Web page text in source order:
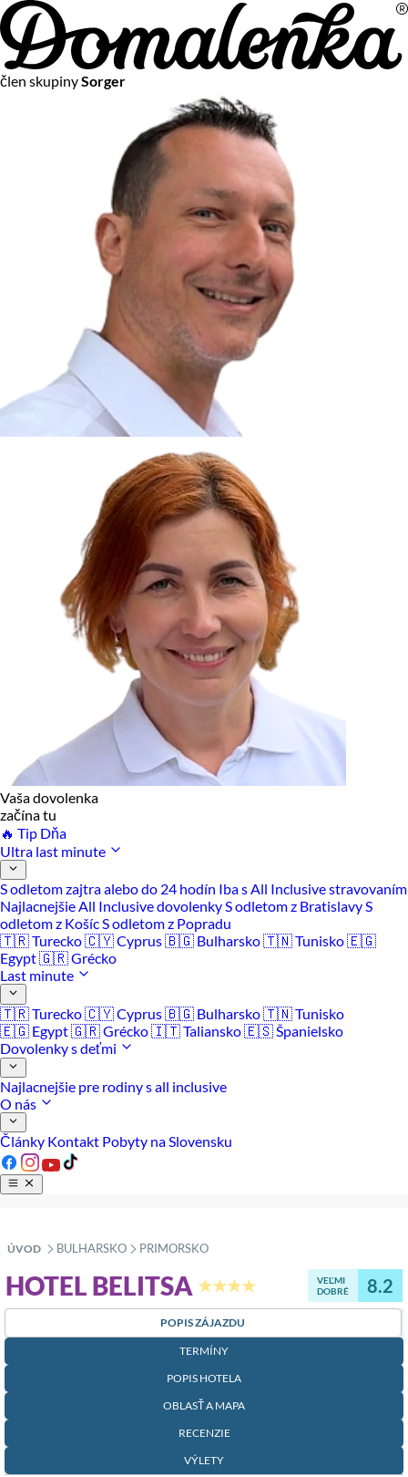
člen skupinySorger
Vaša dovolenka
začína tu
🔥 Tip Dňa
Ultra last minute
S odletom zajtra alebo do 24 hodín Iba s All Inclusive stravovaním
Najlacnejšie All Inclusive dovolenkyS odletom z BratislavyS
odletom z KošícS odletom z Popradu
🇹🇷 Turecko🇨🇾 Cyprus🇧🇬 Bulharsko🇹🇳 Tunisko🇪🇬
Egypt🇬🇷 Grécko
Last minute
🇹🇷 Turecko🇨🇾 Cyprus🇧🇬 Bulharsko🇹🇳 Tunisko
🇪🇬 Egypt🇬🇷 Grécko🇮🇹 Taliansko🇪🇸 Španielsko
Dovolenky s deťmi
Najlacnejšie pre rodiny s all inclusive
O nás
Články Kontakt Pobyty na Slovensku
ÚVOD »
BULHARSKO »
PRIMORSKO
HOTEL BELITSA ★★★★
VEĽMI
DOBRÉ
8.2
POPIS ZÁJAZDU
TERMÍNY
POPIS HOTELA
OBLASŤ A MAPA
RECENZIE
VÝLETY
Na vašom súkromí nám záleží
Chceme vám neustále poskytovať tie najlepšie služby.
Vzhľadom k platnej legislatíve od vás ale potrebujeme súhlas
s používaním súborov cookies.
Viac o personalizácii a meraní
Aby sme vedeli, čo sa deje na webových stránkach a aby sme
vám mohli prispôsobiť ponuky na mieru či reklamu,
používame cookies a taktiežslužby spoločnosti Google
Čo sú cookies?
Cookies sú malé textové súbory, ktoré môžu byť používané
webovými stránkami, aby zefektívnili používateľský zážitok.
Vďaka cookies vám môžeme ponúkať služby podľa toho, čo
naozaj hľadáte a chcete nájsť.
Kedykoľvek sa môžete slobodne rozhodnúť, ktoré typy
používania cookies chcete umožniť.
Zákon uvádza, že môžeme ukladať cookies na vašom
zariadení, pokiaľ sú nevyhnutne nutné pre prevádzku tejto
Cookies, ktoré používame
Technické a nevyhnutné cookies
Analytické a marketingové cookies
Reklamné úložisko
Reklamné používateľské dáta
Personalizácia reklám
Povoliť vybrané
Odmietnuť